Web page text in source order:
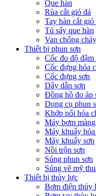
Que hàn
Rùa cắt gió đá
Tay hàn cắt gió
Tủ sấy que hàn
Van chống
Thiết bị phun sơn
Cốc đo độ đậm
Cốc đựng hóa
Cốc đựng sơn
Dây dẫn sơn
Đồng hồ đo áp
Dụng cụ phun
Khớp nối hóa
Máy bơm màng
Máy khuấy hóa
Máy khuấy sơn
Nồi trộn sơn
Súng phun sơn
Súng vẽ mỹ
Thiết bị thủy lực
Bơm điện thủy